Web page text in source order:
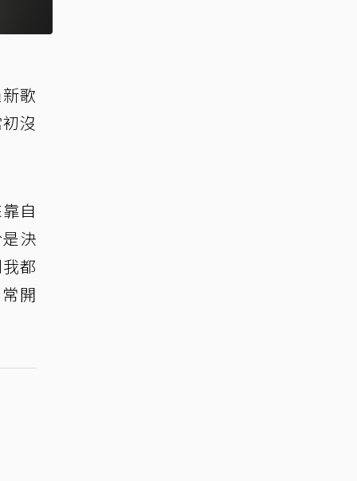
歌
沒
自
決
都
開